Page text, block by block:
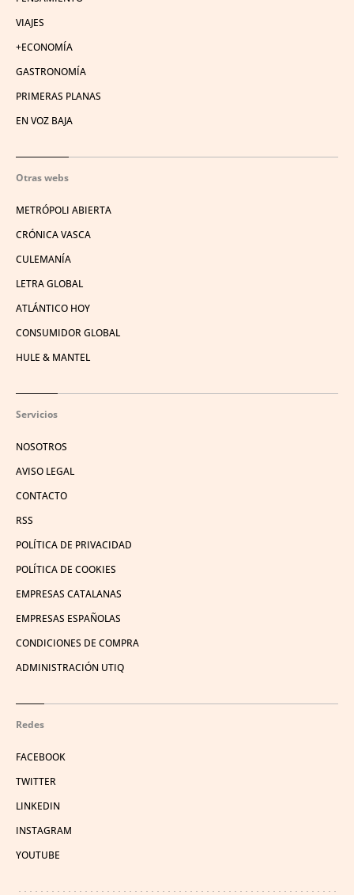
VIAJES
+ECONOMÍA
GASTRONOMÍA
PRIMERAS PLANAS
EN VOZ BAJA
Otras webs
METRÓPOLI ABIERTA
CRÓNICA VASCA
CULEMANÍA
LETRA GLOBAL
ATLÁNTICO HOY
CONSUMIDOR GLOBAL
HULE & MANTEL
Servicios
NOSOTROS
AVISO LEGAL
CONTACTO
RSS
POLÍTICA DE PRIVACIDAD
POLÍTICA DE COOKIES
EMPRESAS CATALANAS
EMPRESAS ESPAÑOLAS
CONDICIONES DE COMPRA
ADMINISTRACIÓN UTIQ
Redes
FACEBOOK
TWITTER
LINKEDIN
INSTAGRAM
YOUTUBE